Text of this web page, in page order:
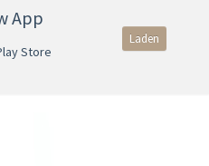
App
Store
Laden